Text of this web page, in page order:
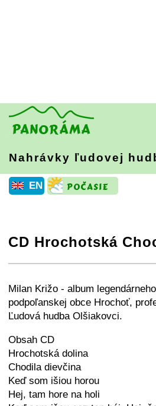
Nahrávky ľudovej
EN
CD Hrochotská
+ − ⛶
Milan Križo - album
podpoľanskej obce Hrochoť,
Ľudová hudba Olšiakovci.
Obsah CD
Hrochotská dolina
Chodila dievčina
Keď som išiou horou
Hej, tam hore na holi